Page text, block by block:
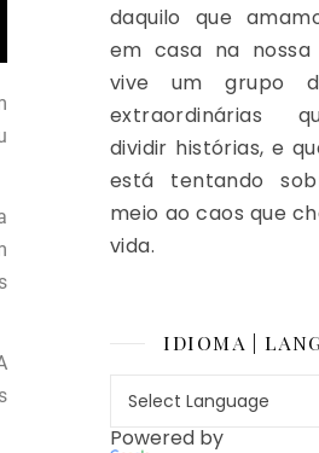
daquilo que
em casa na
vive um grupo
extraordinárias
dividir histórias, e
está tentando
meio ao caos que
vida.
IDIOMA |
Powered by